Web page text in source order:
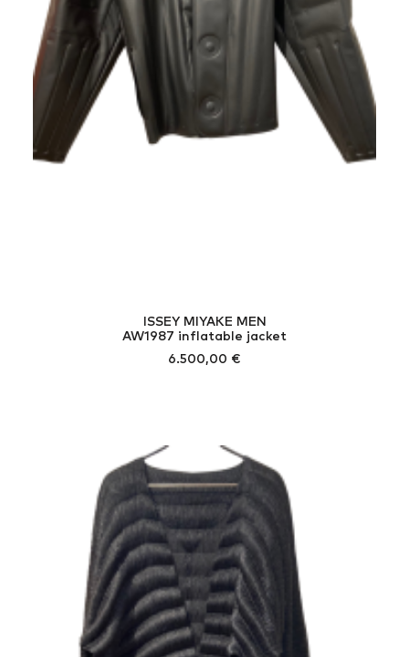
ISSEY MIYAKE MEN
AW1987 inflatable jacket
6.500,00 €